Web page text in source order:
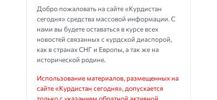
Добро пожаловать на сайте «Курдистан
сегодня» средства массовой информации. С
нами вы будете оставаться в курсе всех
новостей связанных с курдской диаспорой,
как в странах СНГ и Европы, а так же на
исторической родине.
Использование материалов, размещенных на
сайте «Курдистан сегодня», допускается
только с указанием обратной активной